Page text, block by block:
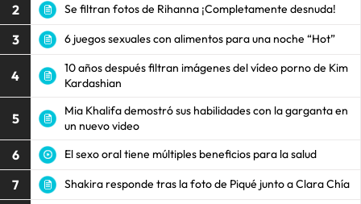
2 Se filtran fotos de Rihanna ¡Completamente desnuda!
3 6 juegos sexuales con alimentos para una noche “Hot”
4
10 años después filtran imágenes del vídeo porno de Kim
Kardashian
5
Mia Khalifa demostró sus habilidades con la garganta en
un nuevo video
6 El sexo oral tiene múltiples beneficios para la salud
7 Shakira responde tras la foto de Piqué junto a Clara Chía